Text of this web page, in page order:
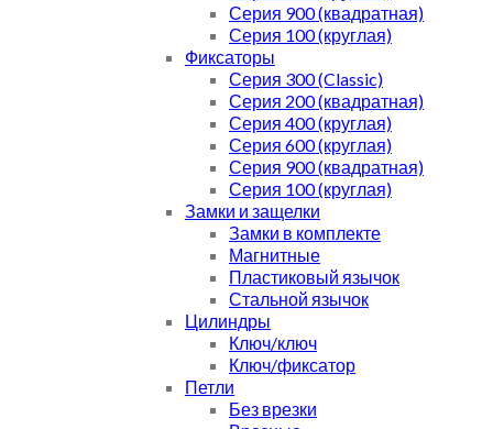
Серия 900 (квадратная)
Серия 100 (круглая)
Фиксаторы
Серия 300 (Classic)
Серия 200 (квадратная)
Серия 400 (круглая)
Серия 600 (круглая)
Серия 900 (квадратная)
Серия 100 (круглая)
Замки и защелки
Замки в комплекте
Магнитные
Пластиковый язычок
Стальной язычок
Цилиндры
Ключ/ключ
Ключ/фиксатор
Петли
Без врезки